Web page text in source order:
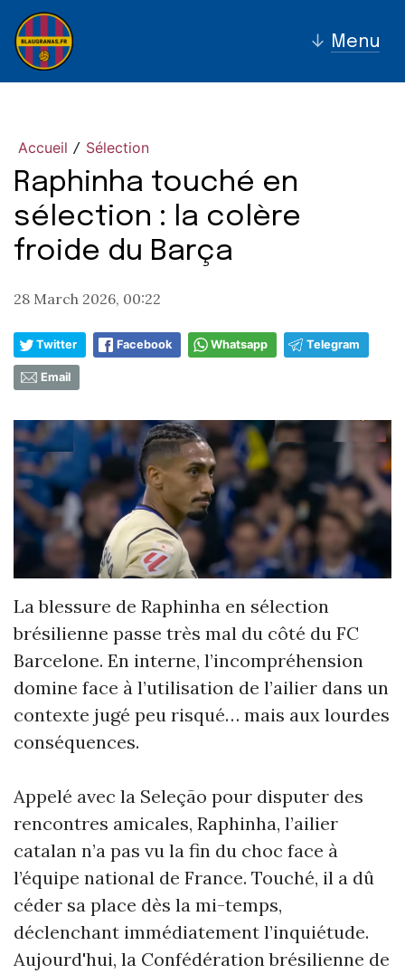
↓ Menu
Accueil / Sélection
Raphinha touché en
sélection : la colère
froide du Barça
28 March 2026, 00:22
Twitter Facebook Whatsapp Telegram
Email
La blessure de Raphinha en sélection
brésilienne passe très mal du côté du FC
Barcelone. En interne, l’incompréhension
domine face à l’utilisation de l’ailier dans un
contexte jugé peu risqué… mais aux lourdes
conséquences.
Appelé avec la Seleção pour disputer des
rencontres amicales, Raphinha, l’ailier
catalan n’a pas vu la fin du choc face à
l’équipe national de France. Touché, il a dû
céder sa place dès la mi-temps,
déclenchant immédiatement l’inquiétude.
Aujourd'hui, la Confédération brésilienne de